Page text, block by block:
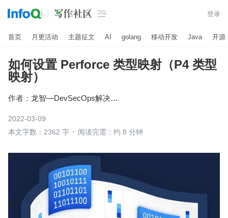
 登录
首页 月更活动 主题征文 AI golang 移动开发 Java 开源
如何设置 Perforce 类型映射（P4 类型
映射）
作者： 龙智—DevSecOps解决方案
2022-03-09
本文字数：2362 字
阅读完需：约 8 分钟